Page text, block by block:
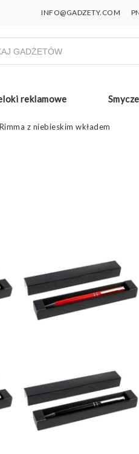
INFO@GADZETY.COM
reklamowe
z niebieskim wkładem